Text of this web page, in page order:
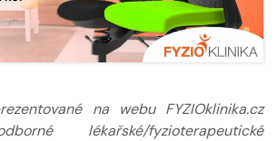
na webu FYZIOklinika.cz
lékařské/fyzioterapeutické